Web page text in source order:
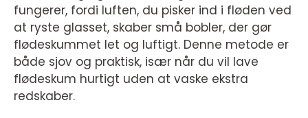
fungerer, fordi luften, du pisker ind i fløden ved
at ryste glasset, skaber små bobler, der gør
flødeskummet let og luftigt. Denne metode er
både sjov og praktisk, især når du vil lave
flødeskum hurtigt uden at vaske ekstra
redskaber.